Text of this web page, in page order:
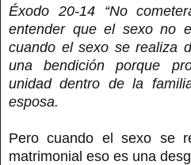
Éxodo 20-14 “No
entender que el sexo no
cuando el sexo se realiza
una bendición porque
unidad dentro de la
esposa.
Pero cuando el sexo se
matrimonial eso es una